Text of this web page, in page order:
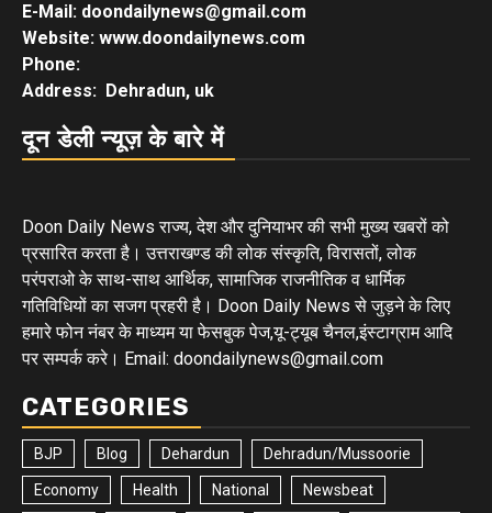
E-Mail: doondailynews@gmail.com
Website: www.doondailynews.com
Phone:
Address: Dehradun, uk
दून डेली न्यूज़ के बारे में
Doon Daily News राज्य, देश और दुनियाभर की सभी मुख्य खबरों को
प्रसारित करता है। उत्तराखण्ड की लोक संस्कृति, विरासतों, लोक
परंपराओ के साथ-साथ आर्थिक, सामाजिक राजनीतिक व धार्मिक
गतिविधियों का सजग प्रहरी है। Doon Daily News से जुड़ने के लिए
हमारे फोन नंबर के माध्यम या फेसबुक पेज,यू-ट्यूब चैनल,इंस्टाग्राम आदि
पर सम्पर्क करे। Email: doondailynews@gmail.com
CATEGORIES
BJP Blog Dehardun Dehradun/Mussoorie
Economy Health National Newsbeat